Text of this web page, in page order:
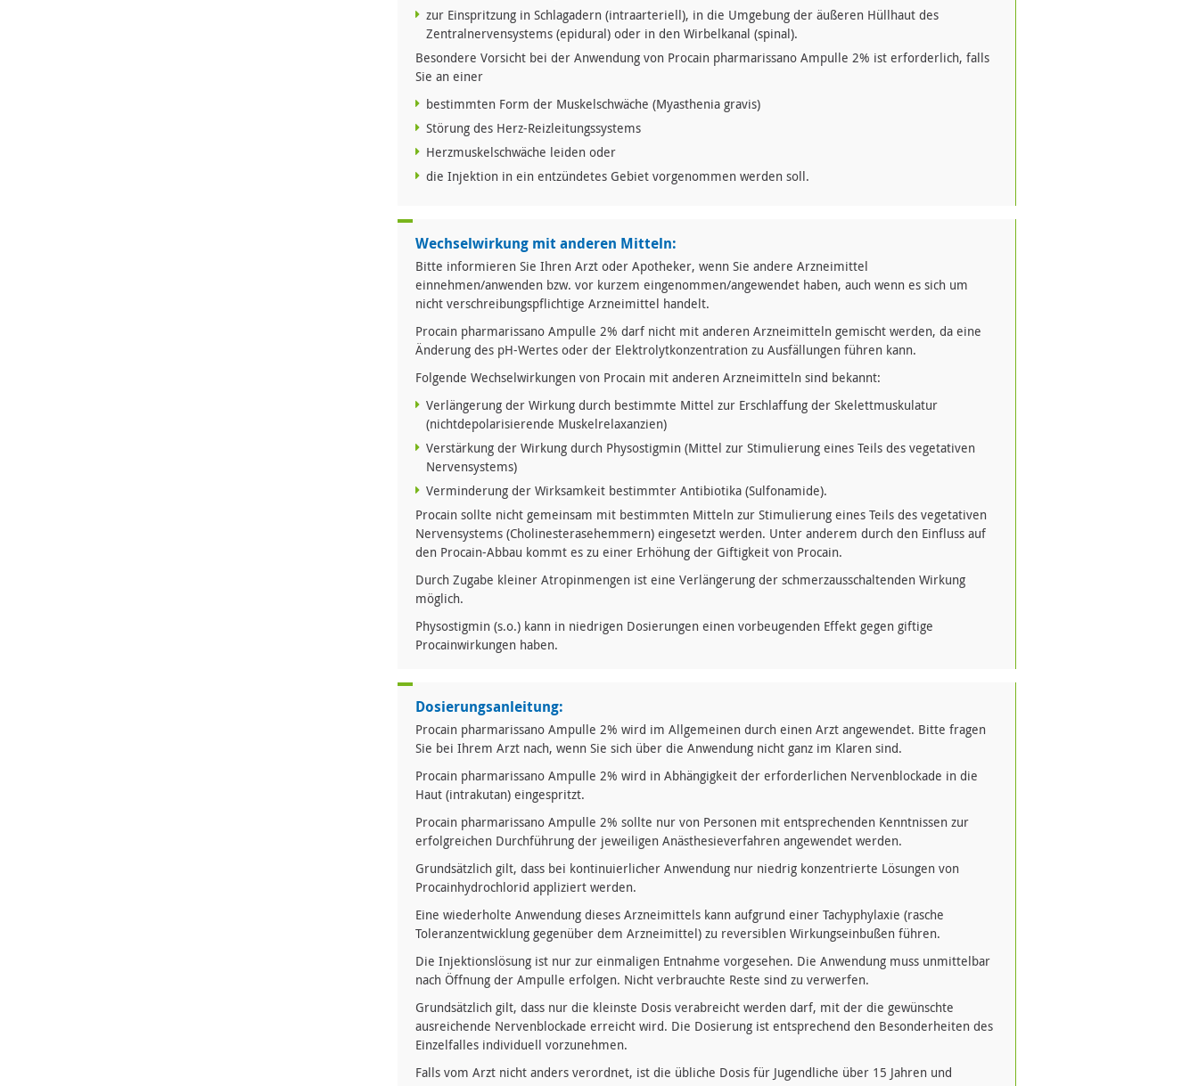
zur Einspritzung in Schlagadern (intraarteriell), in die Umgebung der äußeren Hüllhaut des
Zentralnervensystems (epidural) oder in den Wirbelkanal (spinal).
Besondere Vorsicht bei der Anwendung von Procain pharmarissano Ampulle 2% ist erforderlich, falls
Sie an einer
bestimmten Form der Muskelschwäche (Myasthenia gravis)
Störung des Herz-Reizleitungssystems
Herzmuskelschwäche leiden oder
die Injektion in ein entzündetes Gebiet vorgenommen werden soll.
Wechselwirkung mit anderen Mitteln:
Bitte informieren Sie Ihren Arzt oder Apotheker, wenn Sie andere Arzneimittel
einnehmen/anwenden bzw. vor kurzem eingenommen/angewendet haben, auch wenn es sich um
nicht verschreibungspflichtige Arzneimittel handelt.
Procain pharmarissano Ampulle 2% darf nicht mit anderen Arzneimitteln gemischt werden, da eine
Änderung des pH-Wertes oder der Elektrolytkonzentration zu Ausfällungen führen kann.
Folgende Wechselwirkungen von Procain mit anderen Arzneimitteln sind bekannt:
Verlängerung der Wirkung durch bestimmte Mittel zur Erschlaffung der Skelettmuskulatur
(nichtdepolarisierende Muskelrelaxanzien)
Verstärkung der Wirkung durch Physostigmin (Mittel zur Stimulierung eines Teils des vegetativen
Nervensystems)
Verminderung der Wirksamkeit bestimmter Antibiotika (Sulfonamide).
Procain sollte nicht gemeinsam mit bestimmten Mitteln zur Stimulierung eines Teils des vegetativen
Nervensystems (Cholinesterasehemmern) eingesetzt werden. Unter anderem durch den Einfluss auf
den Procain-Abbau kommt es zu einer Erhöhung der Giftigkeit von Procain.
Durch Zugabe kleiner Atropinmengen ist eine Verlängerung der schmerzausschaltenden Wirkung
möglich.
Physostigmin (s.o.) kann in niedrigen Dosierungen einen vorbeugenden Effekt gegen giftige
Procainwirkungen haben.
Dosierungsanleitung:
Procain pharmarissano Ampulle 2% wird im Allgemeinen durch einen Arzt angewendet. Bitte fragen
Sie bei Ihrem Arzt nach, wenn Sie sich über die Anwendung nicht ganz im Klaren sind.
Procain pharmarissano Ampulle 2% wird in Abhängigkeit der erforderlichen Nervenblockade in die
Haut (intrakutan) eingespritzt.
Procain pharmarissano Ampulle 2% sollte nur von Personen mit entsprechenden Kenntnissen zur
erfolgreichen Durchführung der jeweiligen Anästhesieverfahren angewendet werden.
Grundsätzlich gilt, dass bei kontinuierlicher Anwendung nur niedrig konzentrierte Lösungen von
Procainhydrochlorid appliziert werden.
Eine wiederholte Anwendung dieses Arzneimittels kann aufgrund einer Tachyphylaxie (rasche
Toleranzentwicklung gegenüber dem Arzneimittel) zu reversiblen Wirkungseinbußen führen.
Die Injektionslösung ist nur zur einmaligen Entnahme vorgesehen. Die Anwendung muss unmittelbar
nach Öffnung der Ampulle erfolgen. Nicht verbrauchte Reste sind zu verwerfen.
Grundsätzlich gilt, dass nur die kleinste Dosis verabreicht werden darf, mit der die gewünschte
ausreichende Nervenblockade erreicht wird. Die Dosierung ist entsprechend den Besonderheiten des
Einzelfalles individuell vorzunehmen.
Falls vom Arzt nicht anders verordnet, ist die übliche Dosis für Jugendliche über 15 Jahren und